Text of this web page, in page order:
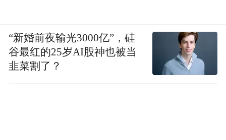
“新婚前夜输光3000亿”，硅
谷最红的25岁AI股神也被当
韭菜割了？